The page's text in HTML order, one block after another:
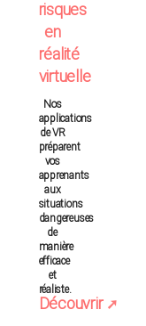
risques
en
réalité
virtuelle
Nos
applications
de VR
préparent
vos
apprenants
aux
situations
dangereuses
de
manière
efficace
et
réaliste.
Découvrir